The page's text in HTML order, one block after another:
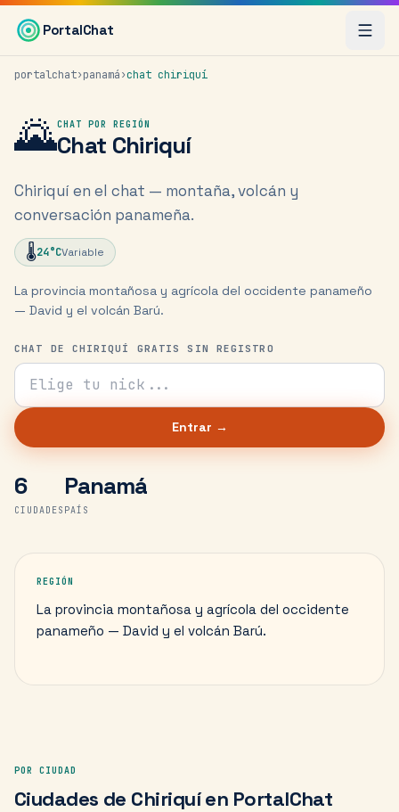
Saltar al contenido principal
PortalChat
portalchat›panamá›chat chiriquí
🌄CHAT POR REGIÓN
Chat Chiriquí
Chiriquí en el chat — montaña, volcán y
conversación panameña.
🌡️24°CVariable
La provincia montañosa y agrícola del occidente panameño
— David y el volcán Barú.
CHAT DE CHIRIQUÍ GRATIS SIN REGISTRO
Tu nick para el chat
Entrar →
6
CIUDADES
Panamá
PAÍS
REGIÓN
La provincia montañosa y agrícola del occidente
panameño — David y el volcán Barú.
POR CIUDAD
Ciudades de Chiriquíen PortalChat